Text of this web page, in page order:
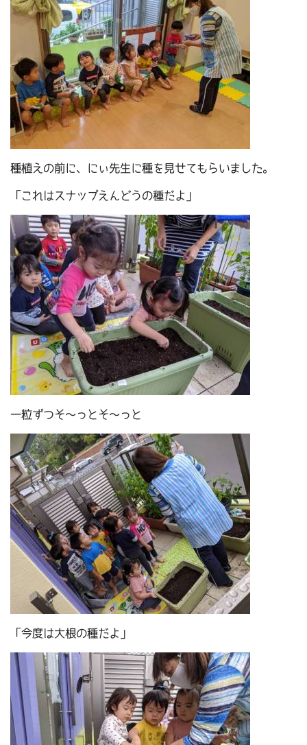
種植えの前に、にぃ先生に種を見せてもらいました。
「これはスナップえんどうの種だよ」
一粒ずつそ～っとそ～っと
「今度は大根の種だよ」